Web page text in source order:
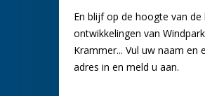
En blijf op de hoogte van de
ontwikkelingen van Windpark
Krammer... Vul uw naam en
adres in en meld u aan.